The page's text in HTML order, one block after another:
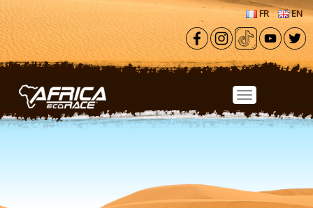
Aller au contenu principal
FR EN